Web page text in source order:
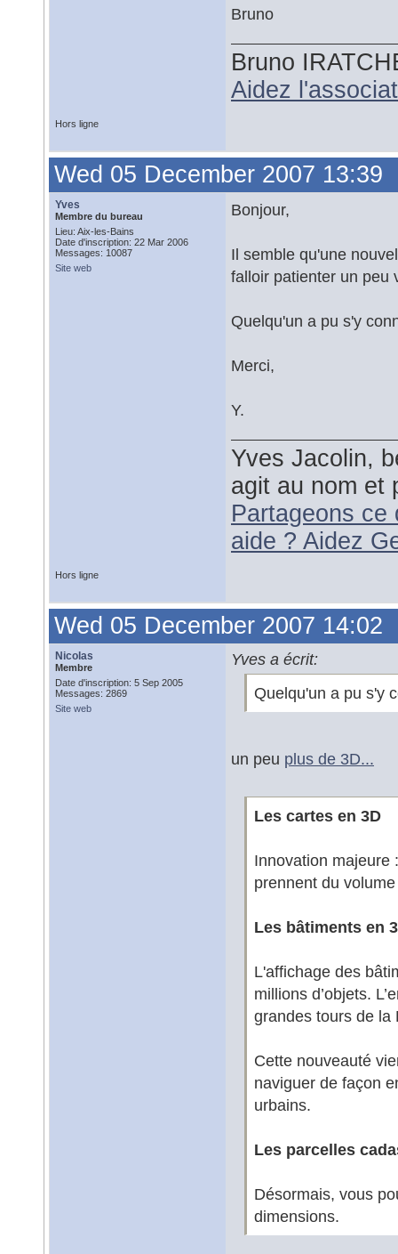
Bruno
Bruno
Aidez
Hors ligne
Wed 05 December 2007 13:39
Yves
Membre du bureau
Lieu: Aix-les-Bains
Date d'inscription: 22 Mar 2006
Messages: 10087
Site web
Bonjour,
Il semble qu'une
falloir patienter un peu
Quelqu'un a pu s'y
Merci,
Y.
Yves Jacolin,
agit au nom et
Partageons ce
aide ? Aidez
Hors ligne
Wed 05 December 2007 14:02
Nicolas
Membre
Date d'inscription: 5 Sep 2005
Messages: 2869
Site web
Yves a écrit:
Quelqu'un a pu s'y
un peu plus de 3D...
Les cartes en 3D
Innovation majeure
prennent du
Les bâtiments en
L'affichage des
millions d’objets.
grandes tours de la
Cette nouveauté
naviguer de façon
urbains.
Les parcelles
Désormais, vous
dimensions.